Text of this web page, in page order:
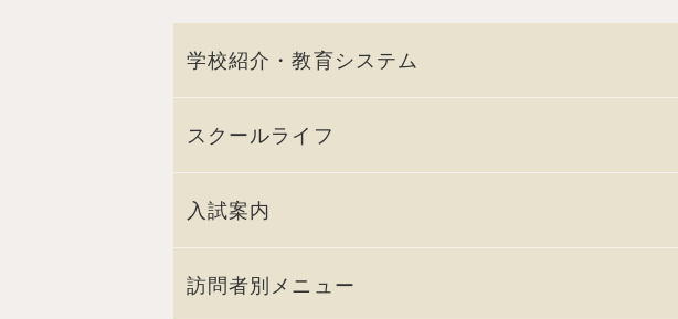
学校紹介・教育システム
スクールライフ
入試案内
訪問者別メニュー